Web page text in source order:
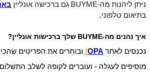
ניתן ליהנות מה-BUYME גם ברכישה אונליין
בתיאום טלפוני.
איך נהנים מה-BUYME שלך ברכישות אונליין?
נכנסים לאתר OPA
! ובוחרים את הפריטים
מוסיפים לעגלה - ועוברים לקופה לשלב